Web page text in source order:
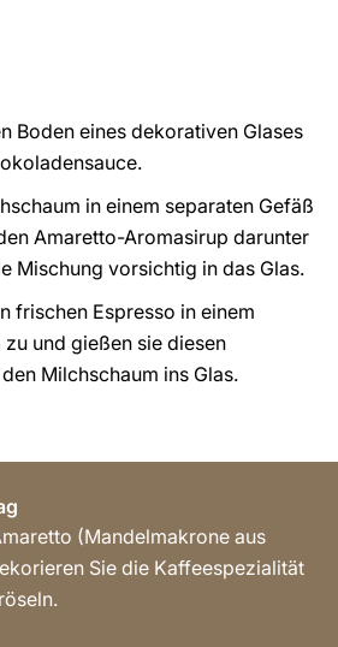
Boden eines dekorativen Glases
in einem separaten Gefäß
Amaretto-Aromasirup darunter
Mischung vorsichtig in das Glas.
frischen Espresso in einem
und gießen sie diesen
Milchschaum ins Glas.
(Mandelmakrone aus
Sie die Kaffeespezialität